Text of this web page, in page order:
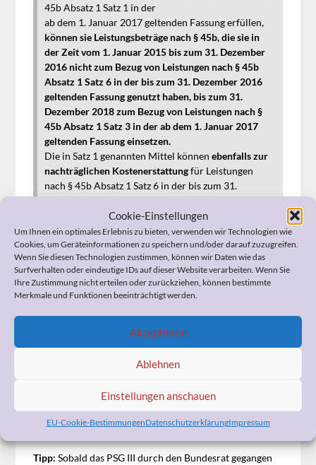
Cookie-Einstellungen
Um Ihnen ein optimales Erlebnis zu bieten, verwenden wir Technologien wie
Cookies, um Geräteinformationen zu speichern und/oder darauf zuzugreifen.
Wenn Sie diesen Technologien zustimmen, können wir Daten wie das
Surfverhalten oder eindeutige IDs auf dieser Website verarbeiten. Wenn Sie
Ihre Zustimmung nicht erteilen oder zurückziehen, können bestimmte
Merkmale und Funktionen beeinträchtigt werden.
Akzeptieren
Ablehnen
Einstellungen anschauen
EU-Cookie-BestimmungenDatenschutzerklärungImpressum
45b Absatz 1 Satz 1 in der
ab dem 1. Januar 2017 geltenden Fassung erfüllen,
können sie Leistungsbeträge nach § 45b, die sie in
der Zeit vom 1. Januar 2015 bis zum 31. Dezember
2016 nicht zum Bezug von Leistungen nach § 45b
Absatz 1 Satz 6 in der bis zum 31. Dezember 2016
geltenden Fassung genutzt haben, bis zum 31.
Dezember 2018zum Bezug von Leistungen nach §
45b Absatz 1 Satz 3 in der ab dem 1. Januar 2017
geltenden Fassung einsetzen.
Die in Satz 1 genannten Mittel könnenebenfalls zur
nachträglichen Kostenerstattungfür Leistungen
nach § 45b Absatz 1 Satz 6 in der bis zum 31.
die von den Anspruchsberechtigten in der Zeit vom
1. Januar 2015 bis zum 31. Dezember 2016 bezogen
worden sind.
Die Kostenerstattung nach Satz 2 ist bis zum Ablauf
des 31. Dezember 2018 zu beantragen. Dem Antrag
sind entsprechende Belege über entstandene
Inanspruchnahme
der bezogenen Leistungen beizufügen.
Am 16.12.2016 werden wir genau wissen, ob diese
Allerdings ist sie durch die Lesung am 01.12.2016
gegangen, was dafür spricht, dass § 144 Absatz 3 SGB XI
wie oben zitiert übernommen wird.
Tipp: Sobald das PSG III durch den Bundesrat gegangen